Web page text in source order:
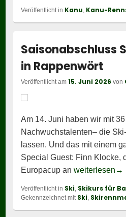
Veröffentlicht in Kanu, Kanu-
Saisonabschluss
in Rappenwört
Veröffentlicht am15. Juni 2026 von
Am 14. Juni haben wir mit
Nachwuchstalenten– die
lassen. Und das mit einem
Special Guest: Finn Klocke,
Europacup anweiterlesen →
Veröffentlicht in Ski, Skikurs für
Gekennzeichnet mit Ski,